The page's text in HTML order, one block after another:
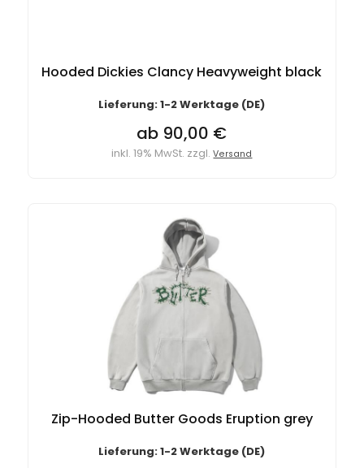
Hooded Dickies Clancy Heavyweight black
Lieferung: 1-2 Werktage (DE)
ab 90,00 €
inkl. 19% MwSt. zzgl.Versand
Zip-Hooded Butter Goods Eruption grey
Lieferung: 1-2 Werktage (DE)